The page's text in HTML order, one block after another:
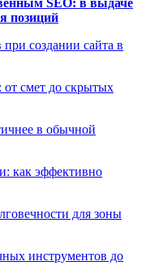
позиций
создании сайта в
от смет до скрытых
в обычной
как эффективно
для зоны
инструментов до